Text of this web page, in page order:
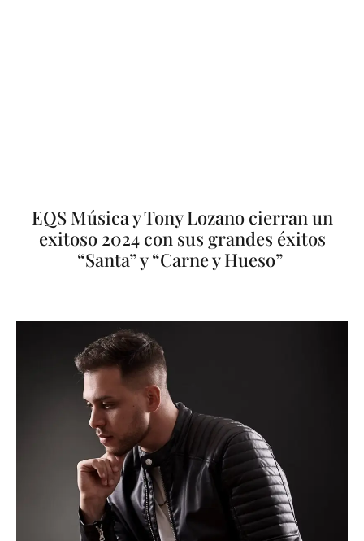
EQS Música y Tony Lozano cierran un
exitoso 2024 con sus grandes éxitos
“Santa” y “Carne y Hueso”